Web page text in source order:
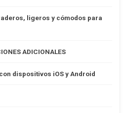
ligeros y cómodos para
ADICIONALES
dispositivos iOS y Android